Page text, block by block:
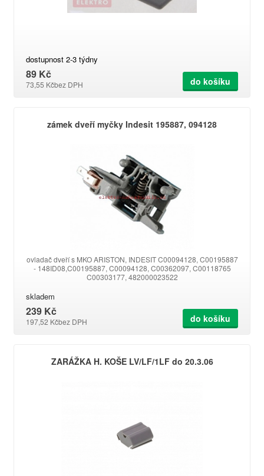
dostupnost 2-3 týdny
89 Kč
73,55 Kčbez DPH do košíku
zámek dveří myčky Indesit 195887, 094128
ovladač dveří s MKO ARISTON, INDESIT C00094128, C00195887
- 148ID08,C00195887, C00094128, C00362097, C00118765
C00303177, 482000023522
skladem
239 Kč
197,52 Kčbez DPH do košíku
ZARÁŽKA H. KOŠE LV/LF/1LF do 20.3.06